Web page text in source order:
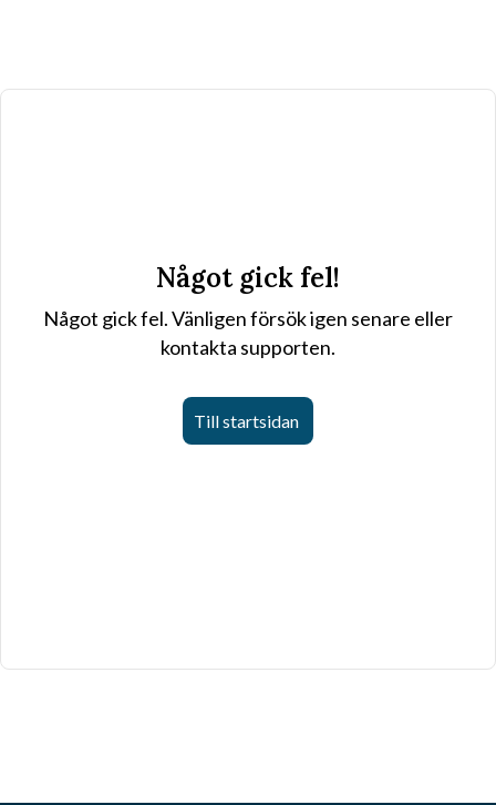
Något gick fel!
Något gick fel. Vänligen försök igen senare eller
kontakta supporten.
Till startsidan